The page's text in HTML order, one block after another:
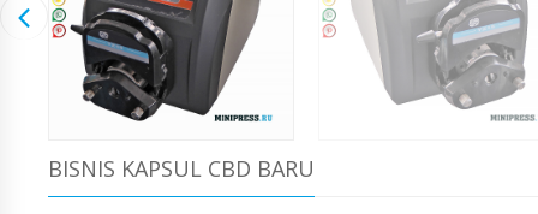
BISNIS KAPSUL CBD BARU